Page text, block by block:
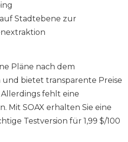
Stadtebene zur
Pläne nach dem
bietet transparente Preise
fehlt eine
Mit SOAX erhalten Sie eine
Testversion für 1,99 $/100